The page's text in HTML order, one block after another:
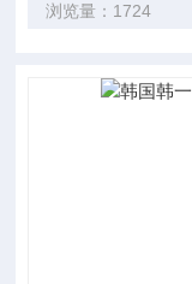
浏览量：1724